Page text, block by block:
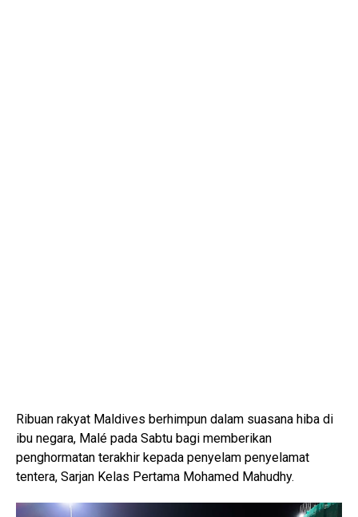
Ribuan rakyat Maldives berhimpun dalam suasana hiba di
ibu negara, Malé pada Sabtu bagi memberikan
penghormatan terakhir kepada penyelam penyelamat
tentera, Sarjan Kelas Pertama Mohamed Mahudhy.